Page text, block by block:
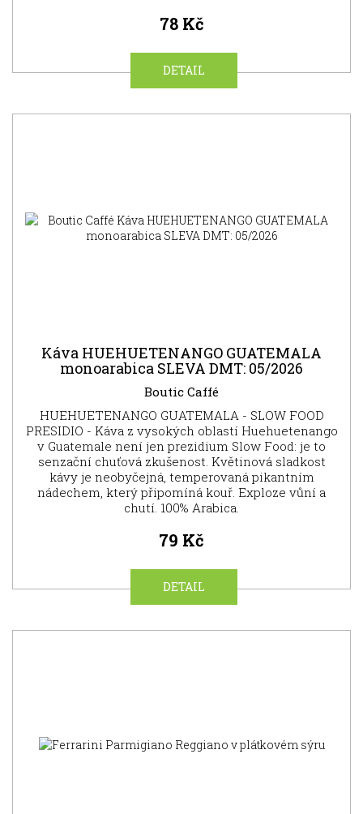
78 Kč
DETAIL
Káva HUEHUETENANGO GUATEMALA
monoarabica SLEVA DMT: 05/2026
Boutic Caffé
HUEHUETENANGO GUATEMALA - SLOW FOOD
PRESIDIO - Káva z vysokých oblastí Huehuetenango
v Guatemale není jen prezidium Slow Food: je to
senzační chuťová zkušenost. Květinová sladkost
kávy je neobyčejná, temperovaná pikantním
nádechem, který připomíná kouř. Exploze vůní a
chutí. 100% Arabica.
79 Kč
DETAIL